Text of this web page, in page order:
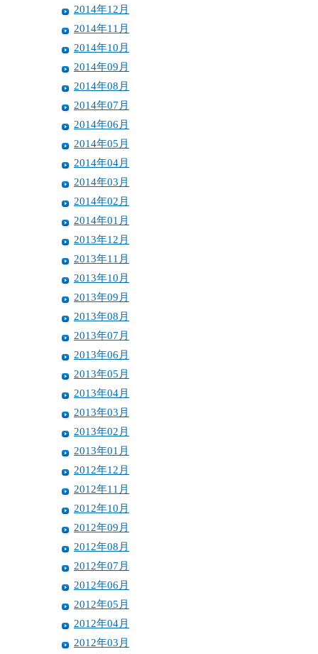
2014年12月
2014年11月
2014年10月
2014年09月
2014年08月
2014年07月
2014年06月
2014年05月
2014年04月
2014年03月
2014年02月
2014年01月
2013年12月
2013年11月
2013年10月
2013年09月
2013年08月
2013年07月
2013年06月
2013年05月
2013年04月
2013年03月
2013年02月
2013年01月
2012年12月
2012年11月
2012年10月
2012年09月
2012年08月
2012年07月
2012年06月
2012年05月
2012年04月
2012年03月